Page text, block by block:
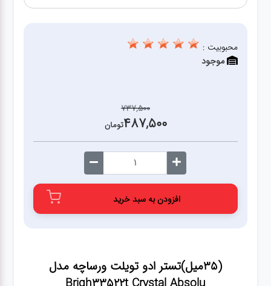
اکسسوری
(35میل)تستر ادو تویلت ورساچه مدل
محبوبیت :
موجود
737,500
487,500تومان
افزودن به سبد خرید